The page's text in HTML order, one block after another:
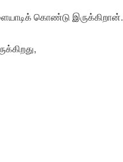
கொண்டு இருக்கிறான்.